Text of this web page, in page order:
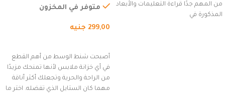
من المهم جدًا قراءة التعليمات والأبعاد
المذكورة في
السفر، الجري العادي، المشي
(رمادي)
متوفر في المخزون
299,00 جنيه
أصبحت شنط الوسط من أهم القطع
في أي خزانة ملابس لأنها تمنحك مزيدًا
من الراحة والحرية وتجعلك أكثر أناقة
مهما كان الستايل الذي تفضله. اختر ما